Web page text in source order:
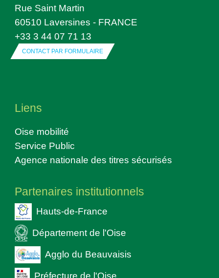
Rue Saint Martin
60510 Laversines - FRANCE
+33 3 44 07 71 13
CONTACT PAR FORMULAIRE
Liens
Oise mobilité
Service Public
Agence nationale des titres sécurisés
Partenaires institutionnels
Hauts-de-France
Département de l'Oise
Agglo du Beauvaisis
Préfecture de l'Oise